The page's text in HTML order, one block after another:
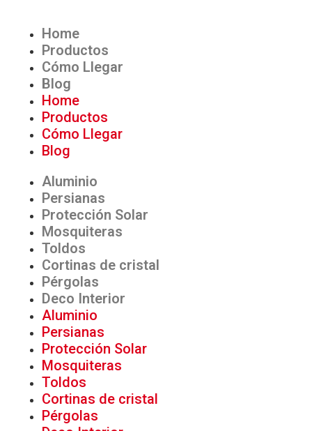
Home
Productos
Cómo Llegar
Blog
Home
Productos
Cómo Llegar
Blog
Aluminio
Persianas
Protección Solar
Mosquiteras
Toldos
Cortinas de cristal
Pérgolas
Deco Interior
Aluminio
Persianas
Protección Solar
Mosquiteras
Toldos
Cortinas de cristal
Pérgolas